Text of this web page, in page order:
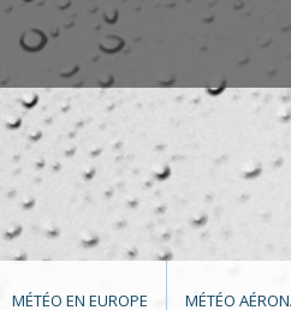
MÉTÉO EN EUROPE MÉTÉO